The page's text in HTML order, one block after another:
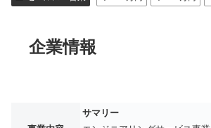
企業情報
サマリー